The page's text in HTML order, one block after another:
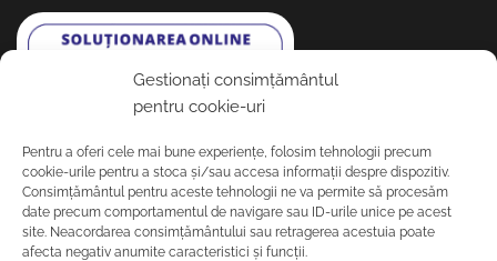
Gestionați consimțământul
pentru cookie-uri
Pentru a oferi cele mai bune experiențe, folosim tehnologii precum
cookie-urile pentru a stoca și/sau accesa informații despre dispozitiv.
Consimțământul pentru aceste tehnologii ne va permite să procesăm
date precum comportamentul de navigare sau ID-urile unice pe acest
site. Neacordarea consimțământului sau retragerea acestuia poate
afecta negativ anumite caracteristici și funcții.
VREI UN CĂMIN MAI CALD?
Abonează-te pentru ghiduri exclusive de întreținere a
lemnului, tendințe de design și oferte rezervate